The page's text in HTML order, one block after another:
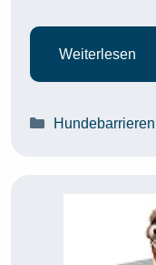
Weiterlesen
Kategorien
Hundebarrieren